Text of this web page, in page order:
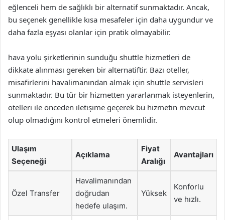
eğlenceli hem de sağlıklı bir alternatif sunmaktadır. Ancak,
bu seçenek genellikle kısa mesafeler için daha uygundur ve
daha fazla eşyası olanlar için pratik olmayabilir.
hava yolu şirketlerinin sunduğu shuttle hizmetleri de
dikkate alınması gereken bir alternatiftir. Bazı oteller,
misafirlerini havalimanından almak için shuttle servisleri
sunmaktadır. Bu tür bir hizmetten yararlanmak isteyenlerin,
otelleri ile önceden iletişime geçerek bu hizmetin mevcut
olup olmadığını kontrol etmeleri önemlidir.
Ulaşım
Seçeneği
Açıklama
Fiyat
Aralığı
Avantajları
Özel Transfer
Havalimanından
doğrudan
hedefe ulaşım.
Yüksek
Konforlu
ve hızlı.